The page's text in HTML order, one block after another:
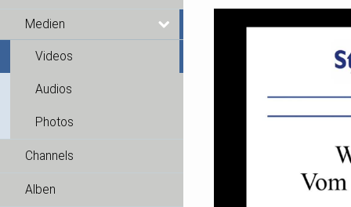
Medien
Videos
Audios
Photos
Channels
Alben